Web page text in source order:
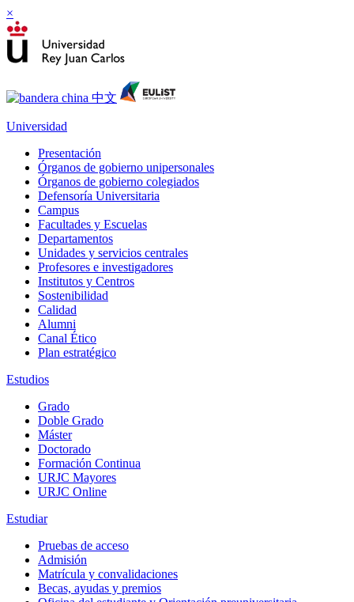
×
Universidad
Presentación
Órganos de gobierno unipersonales
Órganos de gobierno colegiados
Defensoría Universitaria
Campus
Facultades y Escuelas
Departamentos
Unidades y servicios centrales
Profesores e investigadores
Institutos y Centros
Sostenibilidad
Calidad
Alumni
Canal Ético
Plan estratégico
Estudios
Grado
Doble Grado
Máster
Doctorado
Formación Continua
URJC Mayores
URJC Online
Estudiar
Pruebas de acceso
Admisión
Matrícula y convalidaciones
Becas, ayudas y premios